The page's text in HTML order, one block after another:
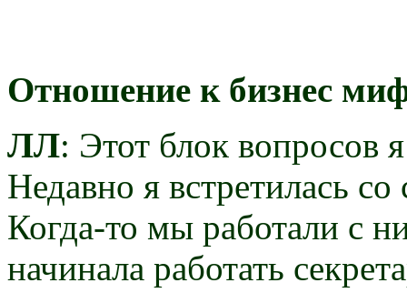
Отношение к бизнес
ЛЛ: Этот блок вопросов
Недавно я встретилась
Когда-то мы работали с
начинала работать